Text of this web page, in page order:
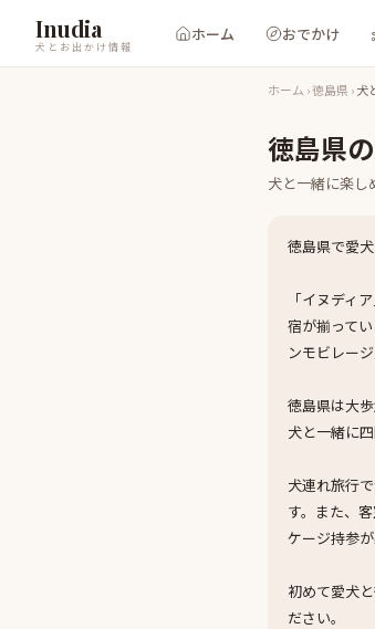
Inudia
犬とお出かけ情報
ホーム おでかけ
ホーム ›徳島県›犬
徳島県の
犬と一緒に楽し
徳島県で愛
「イヌディ
宿が揃って
ンモビレー
徳島県は大
犬と一緒に
犬連れ旅行
す。また、
ケージ持参
初めて愛犬
ださい。